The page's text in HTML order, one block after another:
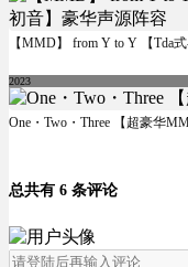
【MMD】 from Y to Y 【Tda
2023
One・Two・Three 【超豪华
总共有 6 条评论